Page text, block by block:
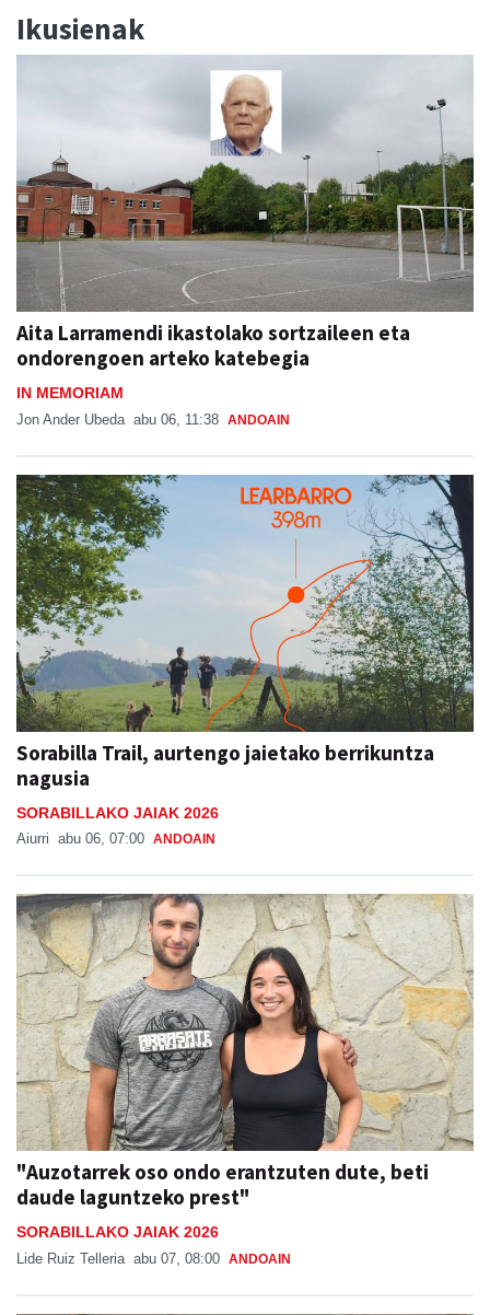
Ikusienak
Aita Larramendi ikastolako sortzaileen eta
ondorengoen arteko katebegia
IN MEMORIAM
Jon Ander Ubeda abu 06, 11:38 ANDOAIN
Sorabilla Trail, aurtengo jaietako berrikuntza
nagusia
SORABILLAKO JAIAK 2026
Aiurri abu 06, 07:00 ANDOAIN
"Auzotarrek oso ondo erantzuten dute, beti
daude laguntzeko prest"
SORABILLAKO JAIAK 2026
Lide Ruiz Telleria abu 07, 08:00 ANDOAIN